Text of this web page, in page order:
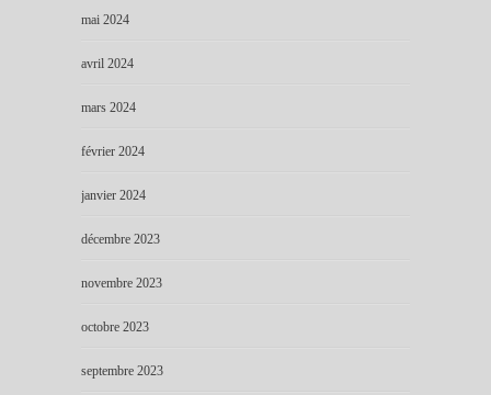
mai 2024
avril 2024
mars 2024
février 2024
janvier 2024
décembre 2023
novembre 2023
octobre 2023
septembre 2023